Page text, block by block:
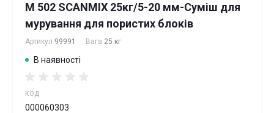
М 502 SCANMIX 25кг/5-20 мм-Суміш для
мурування для пористих блоків
Артикул 99991 Вага 25 кг
В наявності
КОД
000060303